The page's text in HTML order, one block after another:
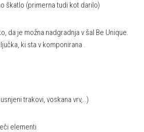
škatlo (primerna tudi kot darilo)
da je možna nadgradnja v šal Be Unique.
ki sta v komponirana .
trakovi, voskana vrv,..)
elementi